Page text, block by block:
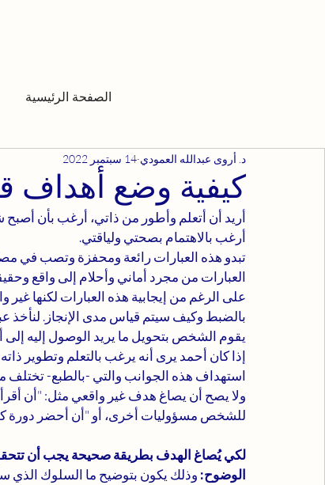
الصفحة الرئيسية
كيفية وضع أهداف
د. أروى عبدالله العمودي 14 سبتمبر 2022
أريد أن أتعلم وأطور من ذاتي، أرغب بأن
أرغب بالاهتمام بصحتي ولياقتي.
تبدو هذه العبارات رائعة ومحفزة وتصب في
العبارات من مجرد أماني وأحلام إلى واقع
على الرغم من إيجابية هذه العبارات لكنها
بالضبط وكيف سيتم قياس مدى الإنجاز. لنأخذ
يقوم الشخص بتحويل ما يريد الوصول إليه
إذا كان أحمد يرى أنه يرغب بالتعلم وتطوير
استهداف هذه الجوانب والتي -بالطبع-
ولا يصح أن يصاغ هدف غير واقعي مثل: "أن
للشخص مسؤوليات أخرى، أو "أن أحضر دورة
لكي يُصاغ الهدف بطريقة صحيحة يجب أن تتحقق
الوضوح: وذلك يكون بتوضيح ما السلوك الذي